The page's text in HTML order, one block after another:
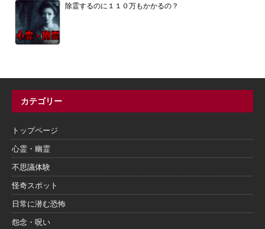
除霊するのに１１０万もかかるの？
カテゴリー
トップページ
心霊・幽霊
不思議体験
怪奇スポット
日常に潜む恐怖
怨念・呪い